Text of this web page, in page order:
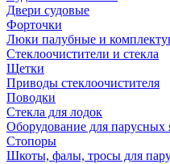
Двери судовые
Форточки
Люки палубные и
Стеклоочистители и стекла
Щетки
Приводы стеклоочистителя
Поводки
Стекла для лодок
Оборудование для парусных
Стопоры
Шкоты, фалы, тросы для